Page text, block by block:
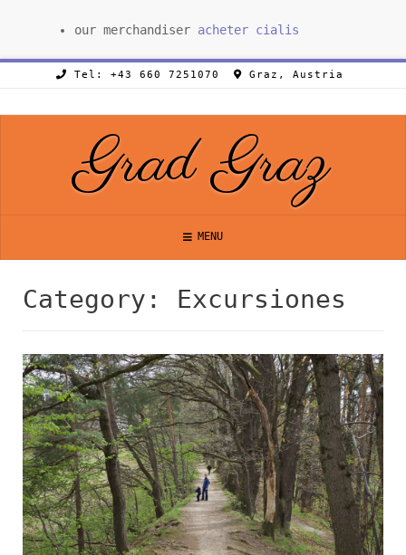
our merchandiser acheter cialis
Tel: +43 660 7251070 Graz, Austria
Grad Graz
MENU
Category: Excursiones